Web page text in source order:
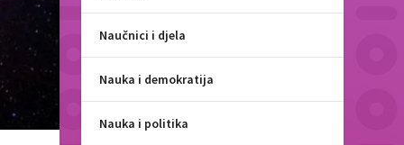
Naučnici i djela
Nauka i demokratija
Nauka i politika